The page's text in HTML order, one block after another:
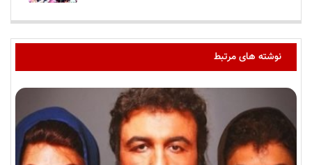
نوشته های مرتبط